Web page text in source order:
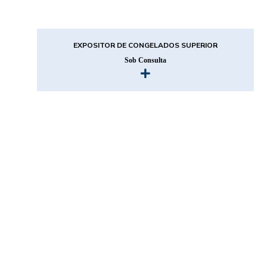
EXPOSITOR DE CONGELADOS SUPERIOR
Sob Consulta